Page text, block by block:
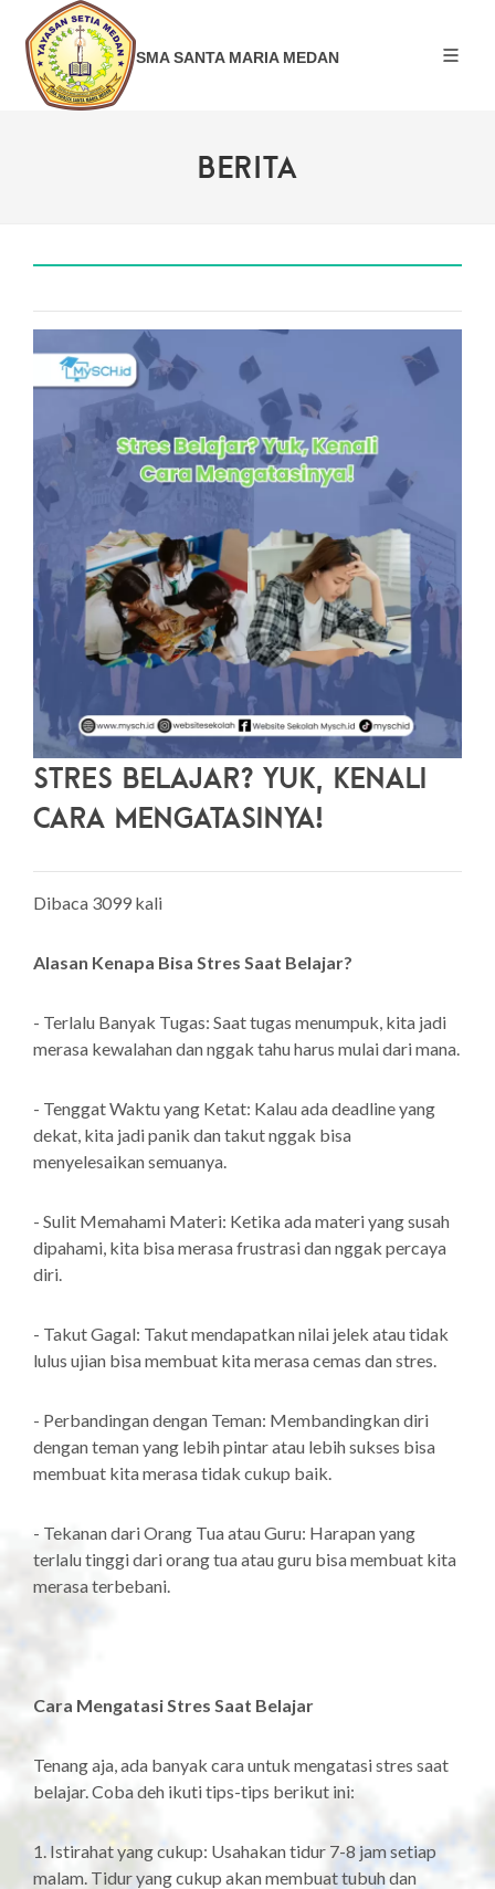
SMA SANTA MARIA MEDAN
BERITA
Stres Belajar? Yuk, Kenali
Cara Mengatasinya!
Dibaca 3099 kali
Alasan Kenapa Bisa Stres Saat Belajar?
- Terlalu Banyak Tugas: Saat tugas menumpuk, kita jadi
merasa kewalahan dan nggak tahu harus mulai dari mana.
- Tenggat Waktu yang Ketat: Kalau ada deadline yang
dekat, kita jadi panik dan takut nggak bisa
menyelesaikan semuanya.
- Sulit Memahami Materi: Ketika ada materi yang susah
dipahami, kita bisa merasa frustrasi dan nggak percaya
diri.
- Takut Gagal: Takut mendapatkan nilai jelek atau tidak
lulus ujian bisa membuat kita merasa cemas dan stres.
- Perbandingan dengan Teman: Membandingkan diri
dengan teman yang lebih pintar atau lebih sukses bisa
membuat kita merasa tidak cukup baik.
- Tekanan dari Orang Tua atau Guru: Harapan yang
terlalu tinggi dari orang tua atau guru bisa membuat kita
merasa terbebani.
Cara Mengatasi Stres Saat Belajar
Tenang aja, ada banyak cara untuk mengatasi stres saat
belajar. Coba deh ikuti tips-tips berikut ini:
1. Istirahat yang cukup: Usahakan tidur 7-8 jam setiap
malam. Tidur yang cukup akan membuat tubuh dan